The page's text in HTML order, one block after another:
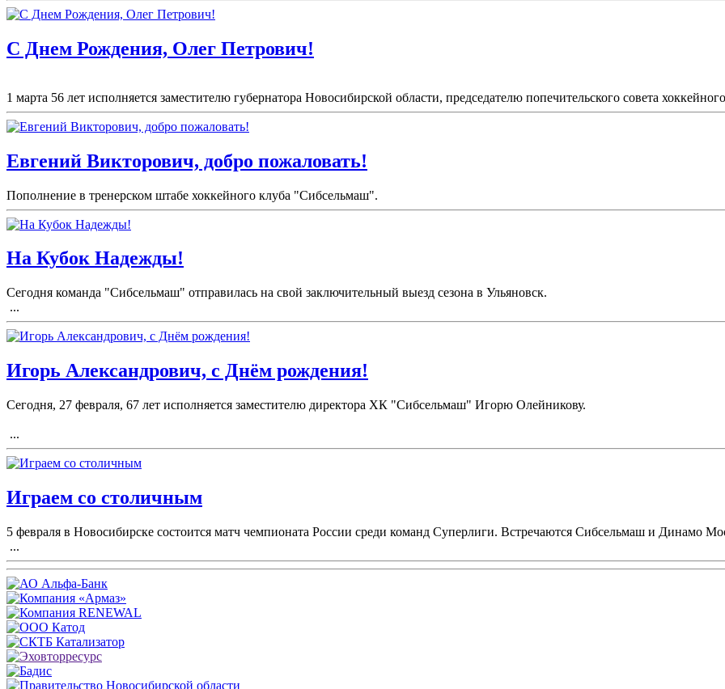
С Днем Рождения, Олег Петрович!
1 марта 56 лет исполняется заместителю губернатора Новосибирской области, председателю попечительского совета
Евгений Викторович, добро пожаловать!
Пополнение в тренерском штабе хоккейного клуба "Сибсельмаш".
На Кубок Надежды!
Сегодня команда "Сибсельмаш" отправилась на свой заключительный выезд сезона в Ульяновск.
...
Игорь Александрович, с Днём рождения!
Сегодня, 27 февраля, 67 лет исполняется заместителю директора ХК "Сибсельмаш" Игорю Олейникову.
...
Играем со столичным
5 февраля в Новосибирске состоится матч чемпионата России среди команд Суперлиги. Встречаются Сибсельмаш и Динамо
...